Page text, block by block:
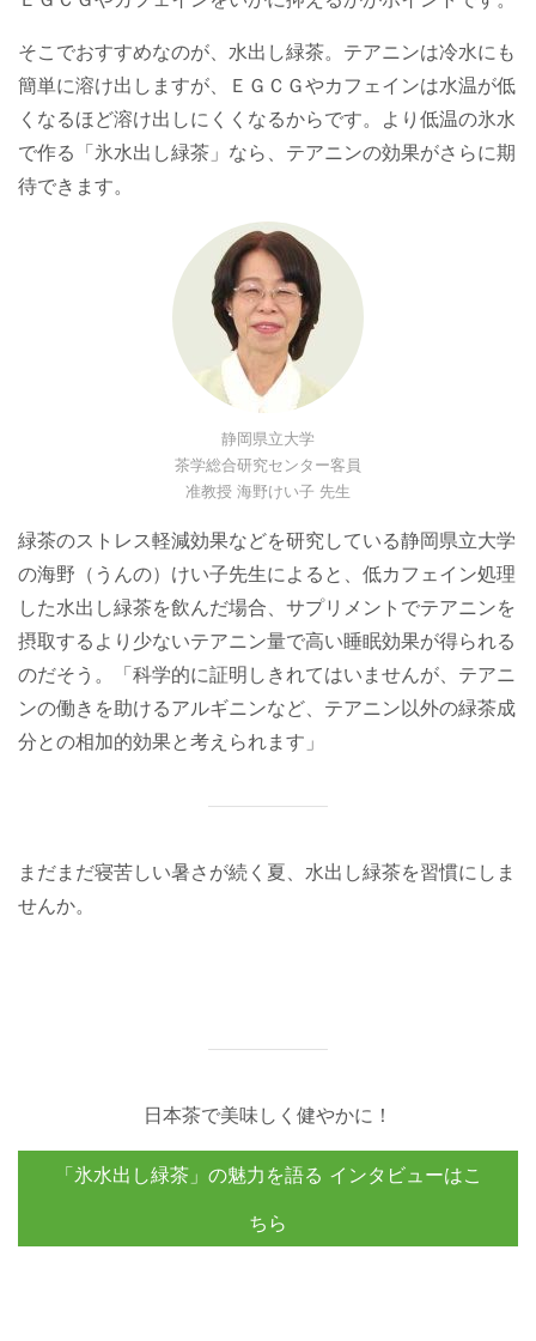
そこでおすすめなのが、水出し緑茶。テアニンは冷水にも
簡単に溶け出しますが、ＥＧＣＧやカフェインは水温が低
くなるほど溶け出しにくくなるからです。より低温の氷水
で作る「氷水出し緑茶」なら、テアニンの効果がさらに期
待できます。
静岡県立大学
茶学総合研究センター客員
准教授 海野けい子 先生
緑茶のストレス軽減効果などを研究している静岡県立大学
の海野（うんの）けい子先生によると、低カフェイン処理
した水出し緑茶を飲んだ場合、サプリメントでテアニンを
摂取するより少ないテアニン量で高い睡眠効果が得られる
のだそう。「科学的に証明しきれてはいませんが、テアニ
ンの働きを助けるアルギニンなど、テアニン以外の緑茶成
分との相加的効果と考えられます」
まだまだ寝苦しい暑さが続く夏、水出し緑茶を習慣にしま
せんか。
日本茶で美味しく健やかに！
「氷水出し緑茶」の魅力を語る インタビューはこ
ちら